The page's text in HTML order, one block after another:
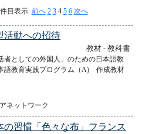
目表示 前へ 2 34 5 6 次へ
活動への招待
教材 - 教科書
者としての外国人」のための日本語教
教育実践プログラム（A) 作成教材
ネットワーク
習慣「色々な布」フランス